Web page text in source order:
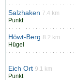
Salzhaken 7.4 km
Punkt
Höwt-Berg 8.2 km
Hügel
Eich Ort 9.1 km
Punkt